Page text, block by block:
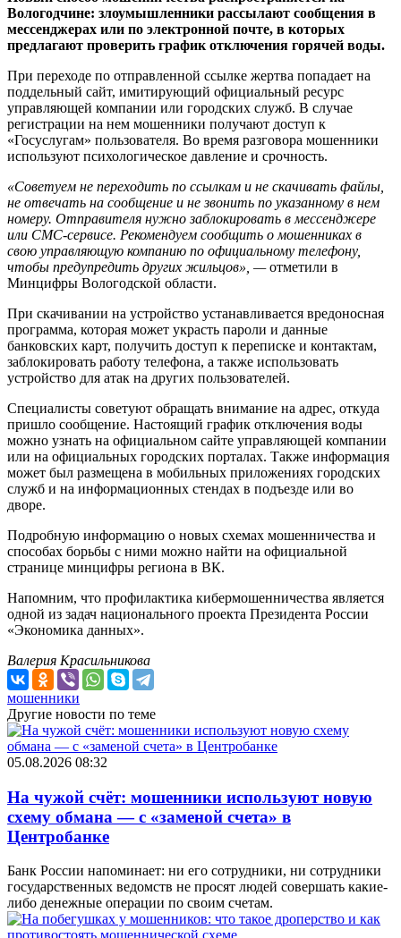
Вологодчине: злоумышленники рассылают сообщения в
мессенджерах или по электронной почте, в которых
предлагают проверить график отключения горячей воды.
При переходе по отправленной ссылке жертва попадает на
поддельный сайт, имитирующий официальный ресурс
управляющей компании или городских служб. В случае
регистрации на нем мошенники получают доступ к
«Госуслугам» пользователя. Во время разговора мошенники
используют психологическое давление и срочность.
«Советуем не переходить по ссылкам и не скачивать файлы,
не отвечать на сообщение и не звонить по указанному в нем
номеру. Отправителя нужно заблокировать в мессенджере
или СМС-сервисе. Рекомендуем сообщить о мошенниках в
свою управляющую компанию по официальному телефону,
чтобы предупредить других жильцов», —отметили в
Минцифры Вологодской области.
При скачивании на устройство устанавливается вредоносная
программа, которая может украсть пароли и данные
банковских карт, получить доступ к переписке и контактам,
заблокировать работу телефона, а также использовать
устройство для атак на других пользователей.
Специалисты советуют обращать внимание на адрес, откуда
пришло сообщение. Настоящий график отключения воды
можно узнать на официальном сайте управляющей компании
или на официальных городских порталах. Также информация
может был размещена в мобильных приложениях городских
служб и на информационных стендах в подъезде или во
дворе.
Подробную информацию о новых схемах мошенничества и
способах борьбы с ними можно найти на официальной
странице минцифры региона в ВК.
Напомним, что профилактика кибермошенничества является
одной из задач национального проекта Президента России
«Экономика данных».
Валерия Красильникова
мошенники
Другие новости по теме
05.08.2026 08:32
На чужой счёт: мошенники используют новую
схему обмана — с «заменой счета» в
Центробанке
Банк России напоминает: ни его сотрудники, ни сотрудники
государственных ведомств не просят людей совершать какие-
либо денежные операции по своим счетам.